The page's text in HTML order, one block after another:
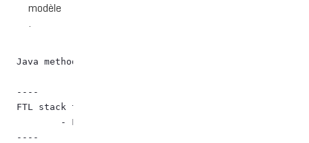
modèle
.
Java method
----
FTL stack trace ("~" means nesting-related):
----